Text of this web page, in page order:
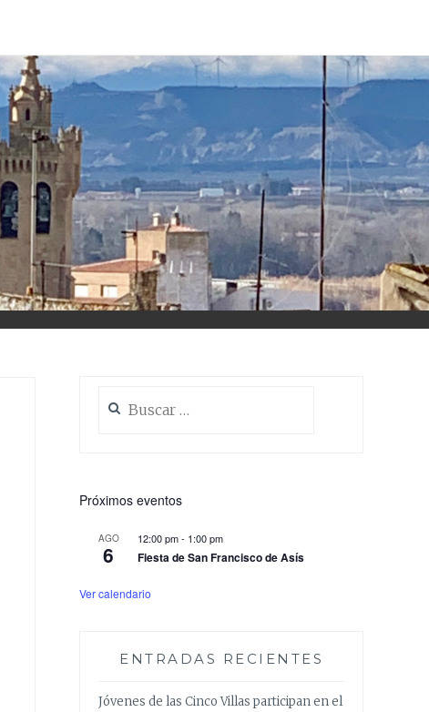
Próximos eventos
AGO
6
12:00 pm- 1:00 pm
Fiesta de San Francisco de Asís
Ver calendario
ENTRADAS RECIENTES
Jóvenes de las Cinco Villas participan en el